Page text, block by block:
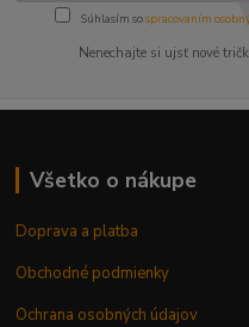
Súhlasím sospracovaním
Nenechajte si ujsť nové
Všetko o nákupe
Doprava a platba
Obchodné podmienky
Ochrana osobných údajov